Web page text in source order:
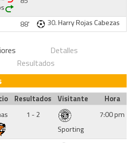
88' 30.Harry Rojas Cabezas
Detalles
Resultados
Resultados Visitante
Hora
1 - 2
Sporting
7:00 pm